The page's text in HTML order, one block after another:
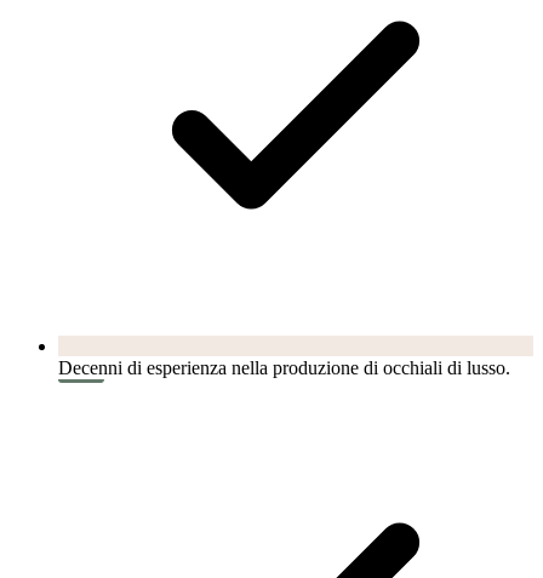
Decenni di esperienza nella produzione di occhiali di lusso.